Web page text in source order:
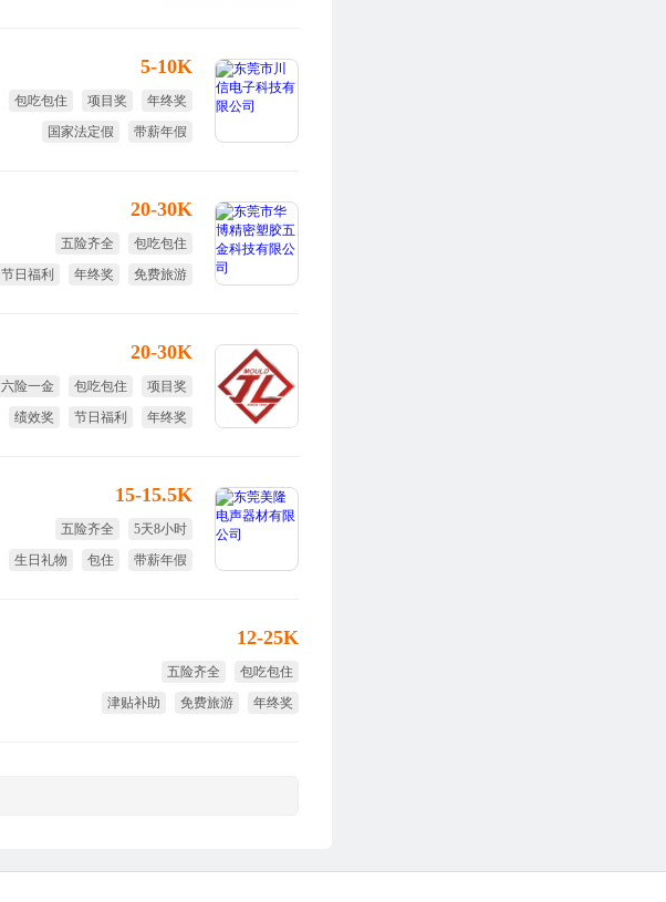
5-10K
包吃包住 项目奖
年终奖
国家法定假
带薪年假
20-30K
五险齐全
包吃包住
节日福利
年终奖
免费旅游
20-30K
六险一金 包吃包住
项目奖
绩效奖
节日福利 年终奖
15-15.5K
五险齐全
5天8小时
生日礼物
包住 带薪年假
12-25K
五险齐全
包吃包住
津贴补助
免费旅游
年终奖